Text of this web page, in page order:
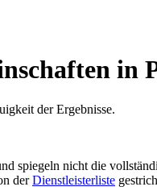
in
der Ergebnisse.
spiegeln nicht die
derDienstleisterliste